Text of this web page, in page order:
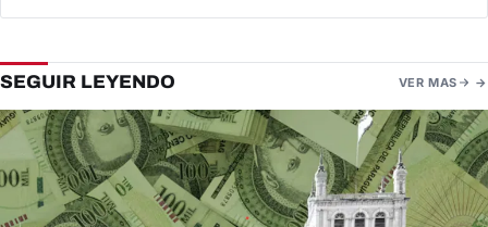
SEGUIR LEYENDO VER MAS